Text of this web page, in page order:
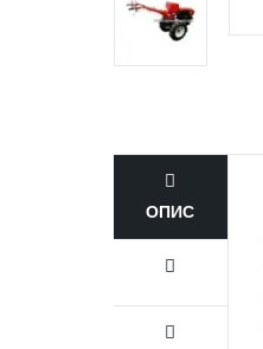
ОПИС